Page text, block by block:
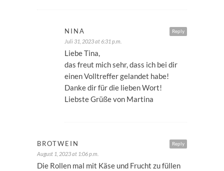
Reply
NINA
Juli 31, 2023 at 6:31 p.m.
Liebe Tina,
das freut mich sehr, dass ich bei dir
einen Volltreffer gelandet habe!
Danke dir für die lieben Wort!
Liebste Grüße von Martina
Reply
BROTWEIN
August 1, 2023 at 1:06 p.m.
Die Rollen mal mit Käse und Frucht zu füllen